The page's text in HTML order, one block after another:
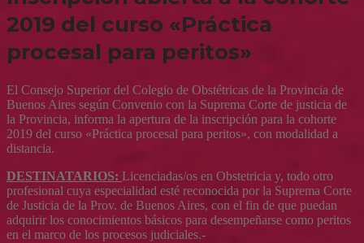
2019 del curso «Práctica
procesal para peritos»
El Consejo Superior del Colegio de Obstétricas de la Provincia de
Buenos Aires según Convenio con la Suprema Corte de justicia de
la Provincia, informa la apertura de la inscripción para la cohorte
2019 del curso «Práctica procesal para peritos», con modalidad a
distancia.
DESTINATARIOS: Licenciadas/os en Obstetricia y, todo otro
profesional cuya especialidad esté reconocida por la Suprema Corte
de Justicia de la Prov. de Buenos Aires, con el fin de que puedan
adquirir los conocimientos básicos para desempeñarse como peritos
en el marco de los procesos judiciales.-